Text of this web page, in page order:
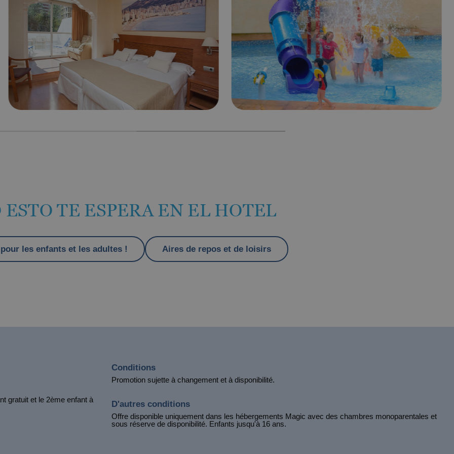
Hotel Vila-Real Palace
Hotel Vila-real Marina Azul
ESTO TE ESPERA EN EL HOTEL
les enfants et les adultes ! Aires de repos et de loisirs
gratuit et le 2ème enfant à
Conditions
Promotion sujette à changement et à disponibilité.
D'autres conditions
Offre disponible uniquement dans les hébergements Magic avec des chambres monoparentales et
sous réserve de disponibilité. Enfants jusqu'à 16 ans.